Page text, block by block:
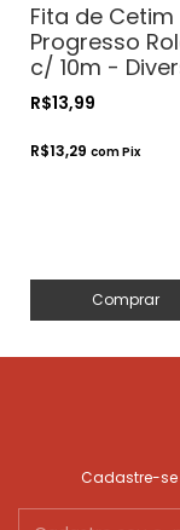
Fita de Cetim
Progresso
c/ 10m -
Estampas
R$13,99
R$13,29 comPix
Comprar
Cadastre-se